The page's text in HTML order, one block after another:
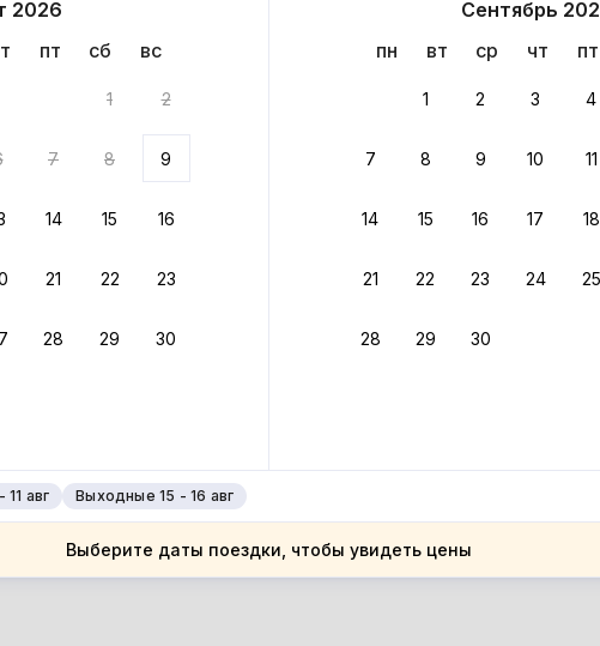
2026
пт сб вс
1 2
7 8 9
14 15 16
21 22 23
28 29 30
Сентябрь
пн
вт ср чт пт
1 2 3 4
7 8 9 10 11
14 15 16 17 18
21 22 23 24 25
28 29 30
11 авг Выходные 15 - 16 авг
Выберите даты поездки, чтобы увидеть цены
0 вариантов
вариант из результатов поиска не соответствует заданным
область